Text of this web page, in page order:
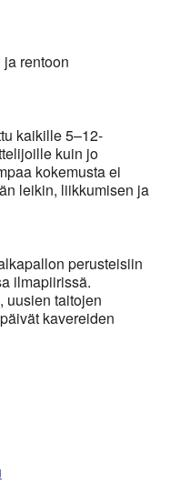
rentoon
kaikille 5–12-
kuin jo
kokemusta ei
leikin, liikkumisen ja
perusteisiin
ilmapiirissä.
uusien taitojen
kavereiden